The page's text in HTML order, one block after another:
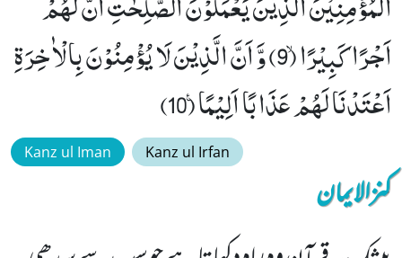
اَجْرًا كَبِیْرًاۙ (9) وَّ اَنَّ الَّذِیْنَ لَا یُؤْمِنُوْنَ بِالْاٰخِرَةِ
اَعْتَدْنَا لَهُمْ عَذَابًا اَلِیْمًا۠ (10)
Kanz ul Iman Kanz ul Irfan
کنزالایمان